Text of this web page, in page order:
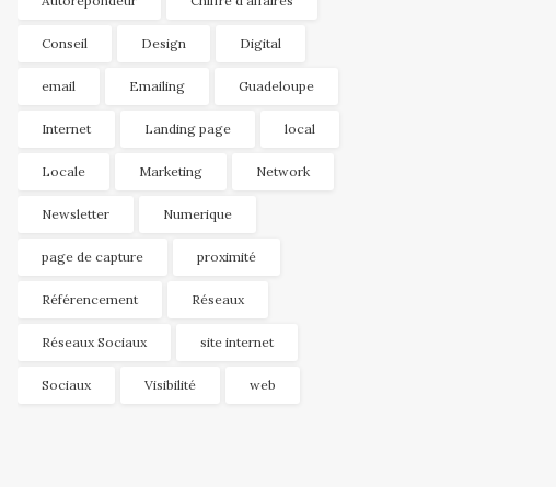
Conseil Design Digital
email Emailing Guadeloupe
Internet Landing page local
Locale Marketing Network
Newsletter Numerique
page de capture proximité
Référencement Réseaux
Réseaux Sociaux site internet
Sociaux Visibilité web